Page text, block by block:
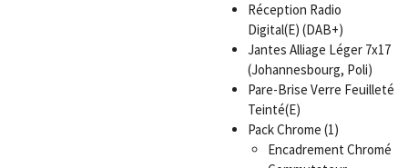
Réception Radio
Digital(E) (DAB+)
Jantes Alliage Léger 7x17
(Johannesbourg, Poli)
Pare-Brise Verre Feuilleté
Teinté(E)
Pack Chrome (1)
Encadrement Chromé